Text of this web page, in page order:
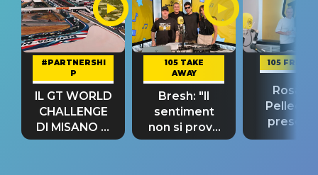
#PARTNERSHI
P
IL GT WORLD
CHALLENGE
DI MISANO si
riconferma
105 TAKE
AWAY
Bresh: "Il
sentiment
non si prova
fino alla notte
105
Rosario
“Così